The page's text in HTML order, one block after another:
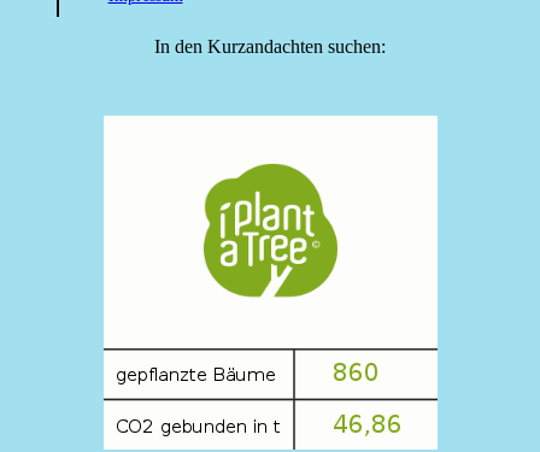
In den Kurzandachten suchen: